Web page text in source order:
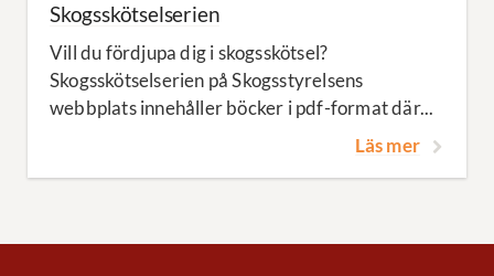
Skogsskötselserien
Vill du fördjupa dig i skogsskötsel?
Skogsskötselserien på Skogsstyrelsens
webbplats innehåller böcker i pdf-format där...
Läs mer